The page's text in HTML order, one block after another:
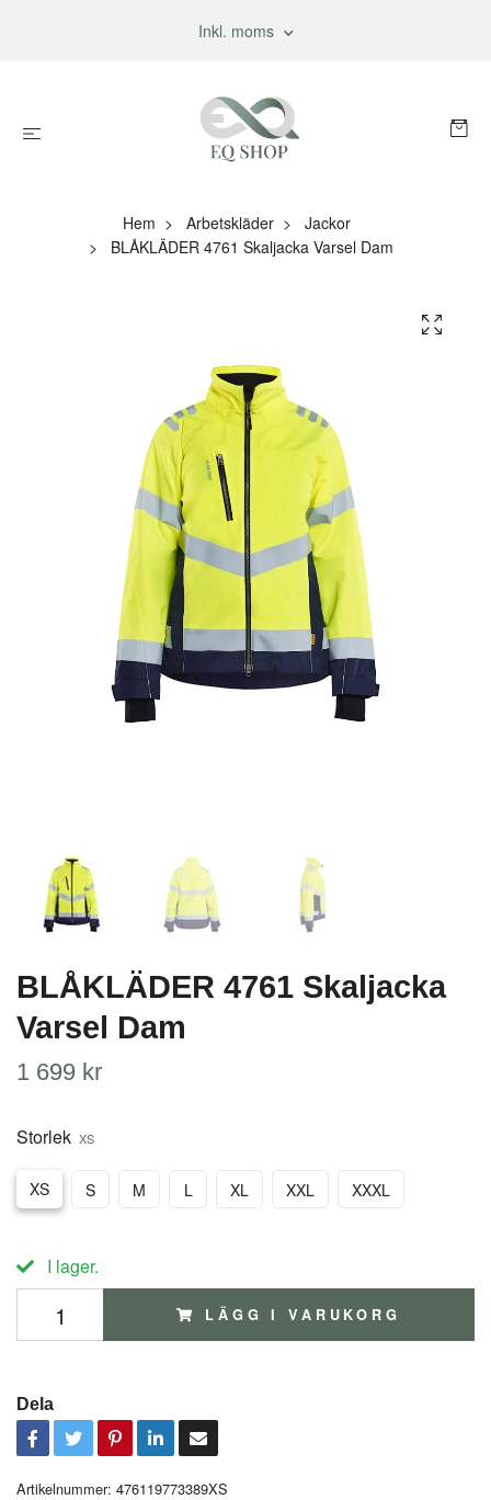
Inkl. moms
Hem Arbetskläder
Jackor
BLÅKLÄDER 4761 Skaljacka Varsel Dam
BLÅKLÄDER 4761 Skaljacka
Varsel Dam
1 699 kr
Storlek XS
XS S M L XL XXL XXXL
I lager.
LÄGG I VARUKORG
Dela
Artikelnummer: 476119773389XS